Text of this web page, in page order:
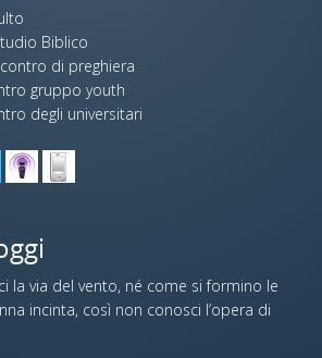
Biblico
di preghiera
gruppo youth
degli universitari
la via del vento, né come si formino le
incinta, così non conosci l’opera di